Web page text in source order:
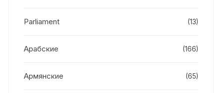
Parliament (13)
Арабские (166)
Армянские (65)